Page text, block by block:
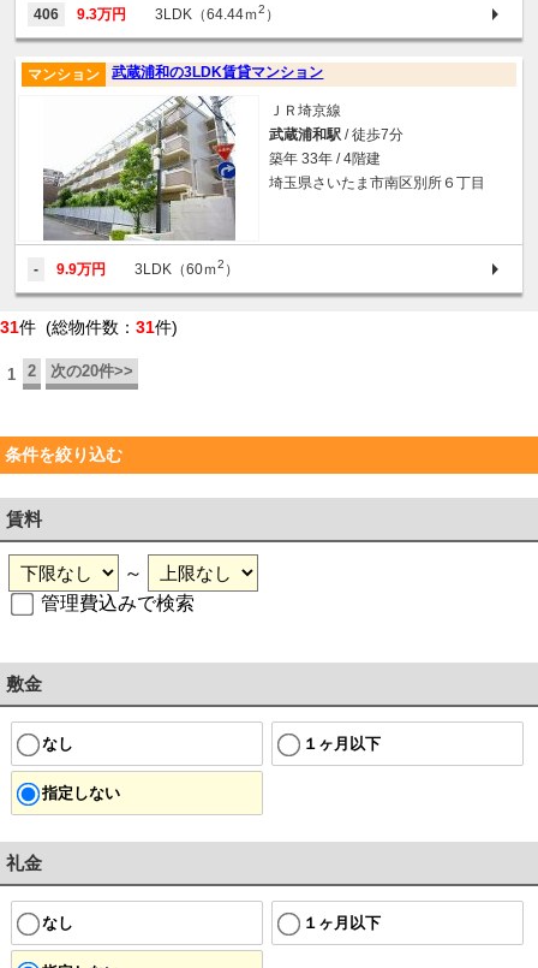
406 9.3万円 3LDK（64.44ｍ2 ）
武蔵浦和の3LDK賃貸マンション
マンション
ＪＲ埼京線
武蔵浦和駅 / 徒歩7分
築年 33年 / 4階建
埼玉県さいたま市南区別所６丁目
- 9.9万円 3LDK（60ｍ2 ）
31件 (総物件数： 31件)
1 2 次の20件>>
条件を絞り込む
賃料
～
管理費込みで検索
敷金
なし １ヶ月以下
指定しない
礼金
なし １ヶ月以下